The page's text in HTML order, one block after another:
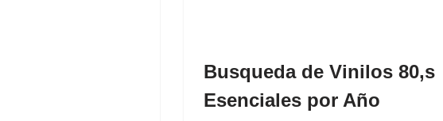
Busqueda de Vinilos 80,s
Esenciales por Año